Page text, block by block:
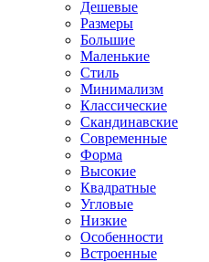
Дешевые
Размеры
Большие
Маленькие
Стиль
Минимализм
Классические
Скандинавские
Современные
Форма
Высокие
Квадратные
Угловые
Низкие
Особенности
Встроенные